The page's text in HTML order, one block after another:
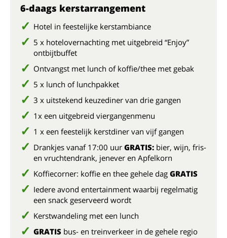
6-daags kerstarrangement
Hotel in feestelijke kerstambiance
5 x hotelovernachting met uitgebreid “Enjoy”
ontbijtbuffet
Ontvangst met lunch of koffie/thee met gebak
5 x lunch of lunchpakket
3 x uitstekend keuzediner van drie gangen
1x een uitgebreid viergangenmenu
1 x een feestelijk kerstdiner van vijf gangen
Drankjes vanaf 17:00 uur GRATIS: bier, wijn, fris-
en vruchtendrank, jenever en Apfelkorn
Koffiecorner: koffie en thee gehele dag GRATIS
Iedere avond entertainment waarbij regelmatig
een snack geserveerd wordt
Kerstwandeling met een lunch
GRATIS bus- en treinverkeer in de gehele regio